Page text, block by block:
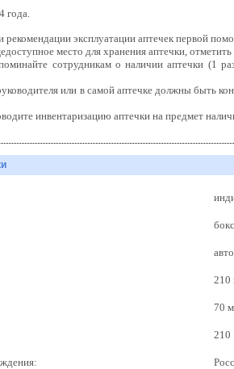
года.
рекомендации эксплуатации аптечек первой
место для хранения аптечки,
сотрудникам о наличии аптечки (1
или в самой аптечке должны быть
инвентаризацию аптечки на предмет
210
70
210